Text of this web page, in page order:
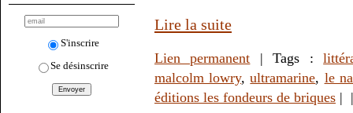
S'inscrire
Se désinscrire
Lire la suite
Lien permanent | Tags :
malcolm lowry,ultramarine, le
éditions les fondeurs de briques |